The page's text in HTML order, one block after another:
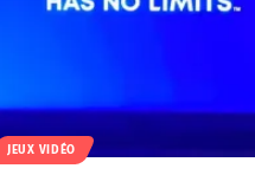
JEUX VIDÉO